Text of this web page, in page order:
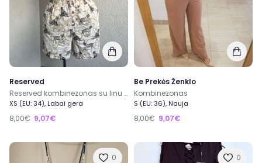
Reserved
Reserved kombinezonas su linu 10%
XS (EU: 34), Labai gera
8,00€ 9,07€
Be Prekės Ženklo
Kombinezonas
S (EU: 36), Nauja
8,00€ 9,07€
0 0